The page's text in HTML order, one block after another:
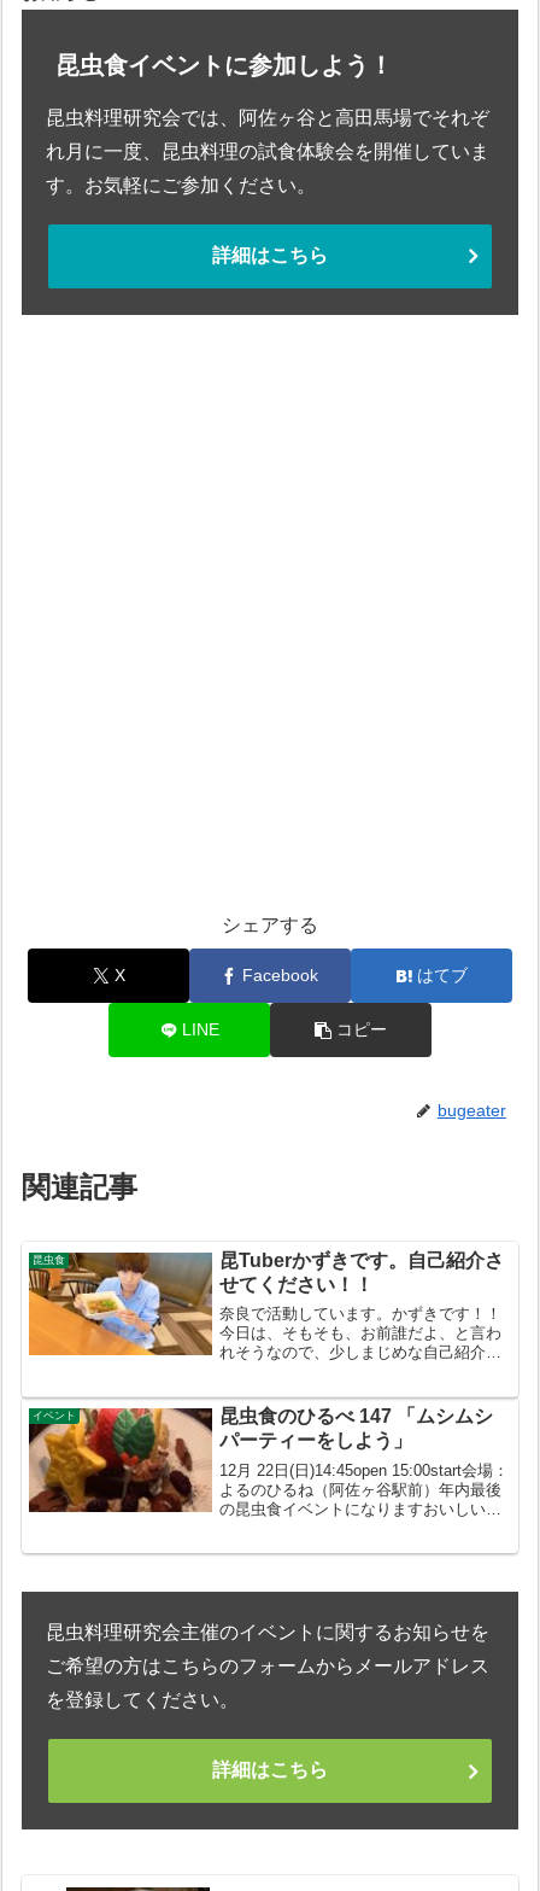
昆虫食イベントに参加しよう！
昆虫料理研究会では、阿佐ヶ谷と高田馬場でそれぞ
れ月に一度、昆虫料理の試食体験会を開催していま
す。お気軽にご参加ください。
詳細はこちら
シェアする
X Facebook はてブ
LINE コピー
bugeater
関連記事
昆虫食
昆Tuberかずきです。自己紹介さ
せてください！！
奈良で活動しています。かずきです！！
今日は、そもそも、お前誰だよ、と言わ
れそうなので、少しまじめな自己紹介を
歳の時に初めて虫を食べ始めました。た
またまテレビを見ている...
イベント
昆虫食のひるべ 147 「ムシムシ
パーティーをしよう」
12月 22日(日)14:45open 15:00start会場：
よるのひるね（阿佐ヶ谷駅前）年内最後
の昆虫食イベントになりますおいしい虫
昆虫料理研究会主催のイベントに関するお知らせを
ご希望の方はこちらのフォームからメールアドレス
を登録してください。
詳細はこちら